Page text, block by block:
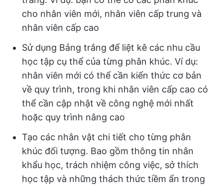
cho nhân viên mới, nhân viên cấp trung và
nhân viên cấp cao
Sử dụng Bảng trắng để liệt kê các nhu cầu
học tập cụ thể của từng phân khúc. Ví dụ:
nhân viên mới có thể cần kiến thức cơ bản
về quy trình, trong khi nhân viên cấp cao có
thể cần cập nhật về công nghệ mới nhất
hoặc quy trình nâng cao
Tạo các nhân vật chi tiết cho từng phân
khúc đối tượng. Bao gồm thông tin nhân
khẩu học, trách nhiệm công việc, sở thích
học tập và những thách thức tiềm ẩn trong